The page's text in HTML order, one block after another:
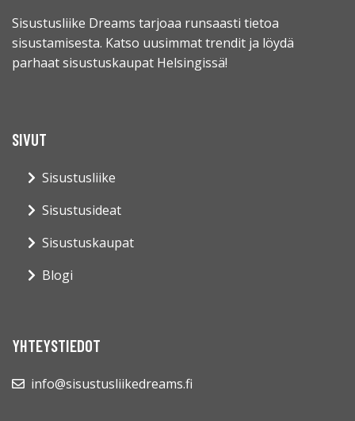
Sisustusliike Dreams tarjoaa runsaasti tietoa
sisustamisesta. Katso uusimmat trendit ja löydä
parhaat sisustuskaupat Helsingissä!
SIVUT
Sisustusliike
Sisustusideat
Sisustuskaupat
Blogi
YHTEYSTIEDOT
info@sisustusliikedreams.fi